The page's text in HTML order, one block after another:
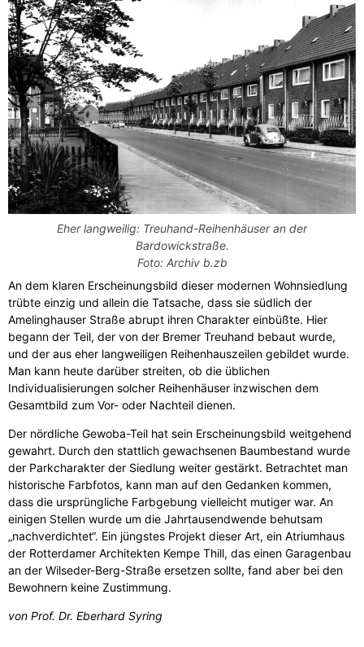
Eher langweilig: Treuhand-Reihenhäuser an der
Bardowickstraße.
Foto: Archiv b.zb
An dem klaren Erscheinungsbild dieser modernen Wohnsiedlung
trübte einzig und allein die Tatsache, dass sie südlich der
Amelinghauser Straße abrupt ihren Charakter einbüßte. Hier
begann der Teil, der von der Bremer Treuhand bebaut wurde,
und der aus eher langweiligen Reihenhauszeilen gebildet wurde.
Man kann heute darüber streiten, ob die üblichen
Individualisierungen solcher Reihenhäuser inzwischen dem
Gesamtbild zum Vor- oder Nachteil dienen.
Der nördliche Gewoba-Teil hat sein Erscheinungsbild weitgehend
gewahrt. Durch den stattlich gewachsenen Baumbestand wurde
der Parkcharakter der Siedlung weiter gestärkt. Betrachtet man
historische Farbfotos, kann man auf den Gedanken kommen,
dass die ursprüngliche Farbgebung vielleicht mutiger war. An
einigen Stellen wurde um die Jahrtausendwende behutsam
„nachverdichtet“. Ein jüngstes Projekt dieser Art, ein Atriumhaus
der Rotterdamer Architekten Kempe Thill, das einen Garagenbau
an der Wilseder-Berg-Straße ersetzen sollte, fand aber bei den
Bewohnern keine Zustimmung.
von Prof. Dr. Eberhard Syring